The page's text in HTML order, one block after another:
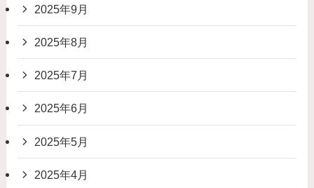
2025年9月
2025年8月
2025年7月
2025年6月
2025年5月
2025年4月